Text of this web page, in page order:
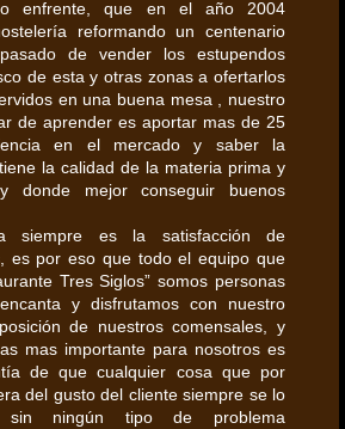
enfrente, que en el año 2004
reformando un centenario
de vender los estupendos
de esta y otras zonas a ofertarlos
en una buena mesa , nuestro
de aprender es aportar mas de 25
en el mercado y saber la
la calidad de la materia prima y
donde mejor conseguir buenos
siempre es la satisfacción de
es por eso que todo el equipo que
Tres Siglos” somos personas
y disfrutamos con nuestro
de nuestros comensales, y
mas importante para nosotros es
de que cualquier cosa que por
del gusto del cliente siempre se lo
sin ningún tipo de problema